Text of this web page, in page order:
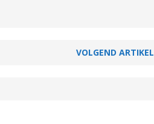
VOLGEND ARTIKEL